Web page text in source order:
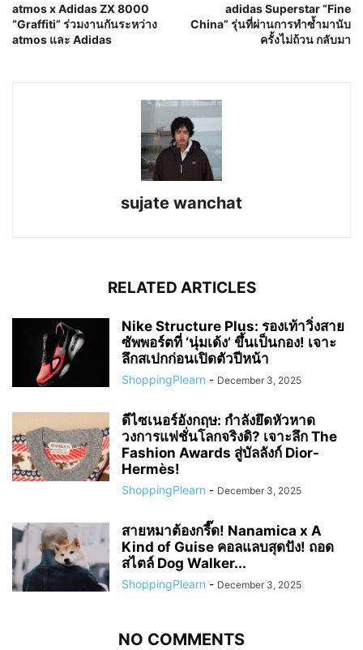
atmos x Adidas ZX 8000
“Graffiti” ร่วมงานกันระหว่าง
atmos และ Adidas
adidas Superstar “Fine
China” รุ่นที่ผ่านการทำซ้ำมานับ
ครั้งไม่ถ้วน กลับมา
sujate wanchat
RELATED ARTICLES
Nike Structure Plus: รองเท้าวิ่งสาย
ซัพพอร์ตที่ ‘นุ่มเด้ง’ ขึ้นเป็นกอง! เจาะ
ลึกสเปกก่อนเปิดตัวปีหน้า
ShoppingPlearn - December 3, 2025
ดีไซเนอร์อังกฤษ: กำลังยึดหัวหาด
วงการแฟชั่นโลกจริงดิ? เจาะลึก The
Fashion Awards สู่บัลลังก์ Dior-
Hermès!
ShoppingPlearn - December 3, 2025
สายหมาต้องกรี๊ด! Nanamica x A
Kind of Guise คอลแลบสุดปัง! ถอด
สไตล์ Dog Walker...
ShoppingPlearn - December 3, 2025
NO COMMENTS